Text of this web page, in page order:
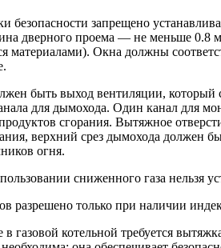
безопасности запрещено
дверного проема — не меньше 0.8
материалами). Окна должны
быть выход вентиляции, который
для дымохода. Один канал для
сгорания. Вытяжное
верхний срез дымохода должен
огня.
сниженного газа нельзя
разрешено только при наличии
газовой котельной требуется